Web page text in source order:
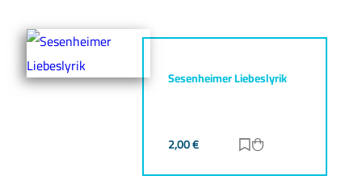
Sesenheimer Liebeslyrik
2,00€ Zur Merkliste